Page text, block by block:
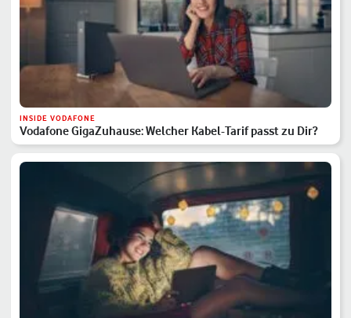
INSIDE VODAFONE
Vodafone GigaZuhause: Welcher Kabel-Tarif passt zu Dir?